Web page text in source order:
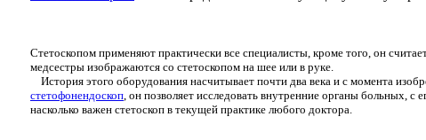
Стетоскопом применяют практически все специалисты, кроме того, он
медсестры изображаются со стетоскопом на шее или в руке.
История этого оборудования насчитывает почти два века и с момента
стетофонендоскоп, он позволяет исследовать внутренние органы больных,
насколько важен стетоскоп в текущей практике любого доктора.